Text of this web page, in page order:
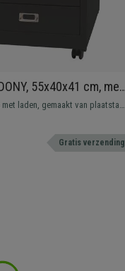
55x40x41 cm, met
Kleur Donkergrijs
met laden, gemaakt van plaatstaal
Gratis verzending